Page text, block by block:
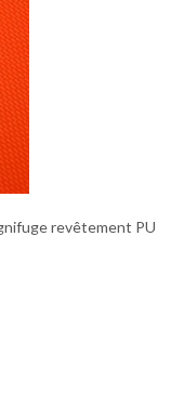
revêtement PU